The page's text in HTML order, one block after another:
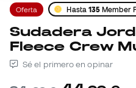
Oferta Hasta 135 Member
Sudadera Jordan Flight
Fleece Crew
Sé el primero en opinar